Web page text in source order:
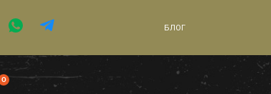
БЛОГ
0